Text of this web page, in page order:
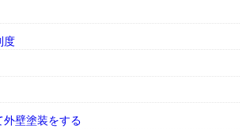
度
外壁塗装をする